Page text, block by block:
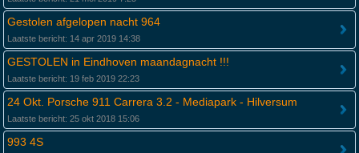
Gestolen afgelopen nacht 964
Laatste bericht: 14 apr 2019 14:38
GESTOLEN in Eindhoven maandagnacht !!!
Laatste bericht: 19 feb 2019 22:23
24 Okt. Porsche 911 Carrera 3.2 - Mediapark - Hilversum
Laatste bericht: 25 okt 2018 15:06
993 4S